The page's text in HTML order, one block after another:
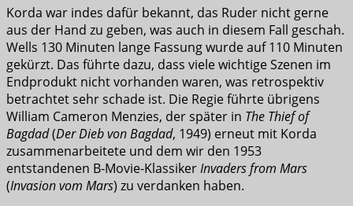
Korda war indes dafür bekannt, das Ruder nicht gerne
aus der Hand zu geben, was auch in diesem Fall geschah.
Wells 130 Minuten lange Fassung wurde auf 110 Minuten
gekürzt. Das führte dazu, dass viele wichtige Szenen im
Endprodukt nicht vorhanden waren, was retrospektiv
betrachtet sehr schade ist. Die Regie führte übrigens
William Cameron Menzies, der später in The Thief of
Bagdad(Der Dieb von Bagdad, 1949) erneut mit Korda
zusammenarbeitete und dem wir den 1953
entstandenen B-Movie-KlassikerInvaders from Mars
(Invasion vom Mars) zu verdanken haben.